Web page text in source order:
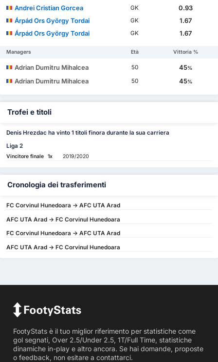
Andrei Cristian Gorcea
GK
0.93
Árpád Ors György Tordai
GK
1.67
Árpád Ors György Tordai
GK 1.67
Managers Età Vittoria %
Adrian Dumitru Mihalcea 50 45%
Adrian Dumitru Mihalcea 50 45%
Trofei e titoli
Denis Hrezdac ha vinto 1 titoli finora durante la sua carriera
Liga 2
Vincitore finale 1x 2019/2020
Cronologia dei trasferimenti
FC Corvinul Hunedoara -> AFC UTA Arad
AFC UTA Arad -> FC Corvinul Hunedoara
FC Corvinul Hunedoara -> AFC UTA Arad
AFC UTA Arad -> FC Corvinul Hunedoara
FootyStats è il tuo miglior riferimento per statistiche come
gol segnati, Over 2.5/Under 2.5, 1T/Full Time, statistiche
dinamiche in-play e altro ancora. Se hai domande, proposte
o feedback, non esitare a contattarci.